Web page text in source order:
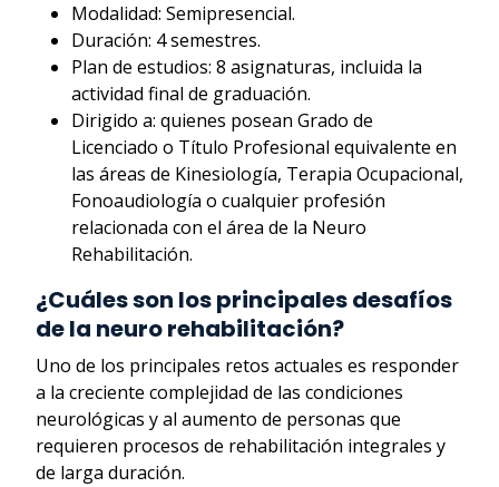
Modalidad: Semipresencial.
Duración: 4 semestres.
Plan de estudios: 8 asignaturas, incluida la
actividad final de graduación.
Dirigido a: quienes posean Grado de
Licenciado o Título Profesional equivalente en
las áreas de Kinesiología, Terapia Ocupacional,
Fonoaudiología o cualquier profesión
relacionada con el área de la Neuro
Rehabilitación.
¿Cuáles son los principales desafíos
de la neuro rehabilitación?
Uno de los principales retos actuales es responder
a la creciente complejidad de las condiciones
neurológicas y al aumento de personas que
requieren procesos de rehabilitación integrales y
de larga duración.